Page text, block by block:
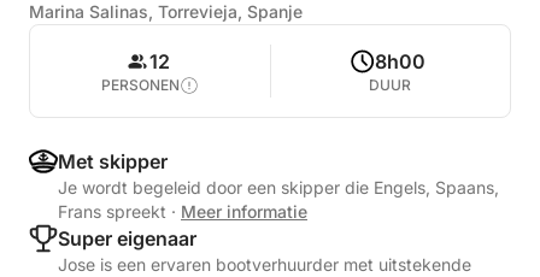
Marina Salinas, Torrevieja, Spanje
12
PERSONEN
8h00
DUUR
Met skipper
Je wordt begeleid door een skipper die Engels, Spaans,
Frans spreekt · Meer informatie
Super eigenaar
Jose is een ervaren bootverhuurder met uitstekende